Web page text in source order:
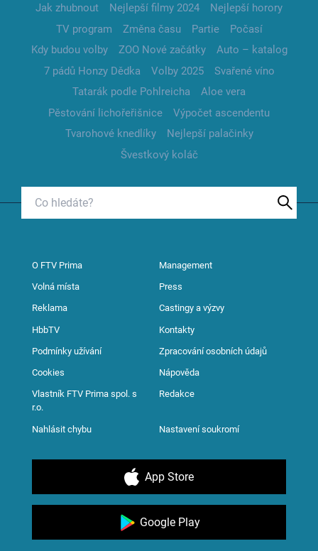
Jak zhubnout Nejlepší filmy 2024
Nejlepší horory
TV program
Změna času Partie
Počasí
Kdy budou volby
ZOO Nové začátky
Auto – katalog
7 pádů Honzy Dědka
Volby 2025
Svařené víno
Tatarák podle Pohlreicha
Aloe vera
Pěstování lichořeřišnice
Výpočet ascendentu
Tvarohové knedlíky
Nejlepší palačinky
Švestkový koláč
O FTV Prima Management
Volná místa Press
Reklama Castingy a výzvy
HbbTV Kontakty
Podmínky užívání Zpracování osobních údajů
Cookies Nápověda
Vlastník FTV Prima spol. s
r.o.
Redakce
Nahlásit chybu Nastavení soukromí
App Store
Google Play